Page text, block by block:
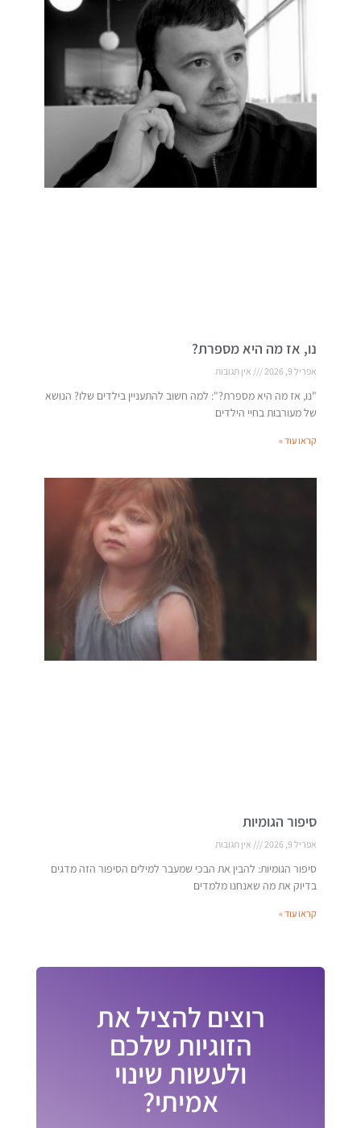
נו, אז מה היא מספרת?
אפריל 9, 2026 אין תגובות
"נו, אז מה היא מספרת?": למה חשוב להתעניין בילדים שלו? הנושא
של מעורבות בחיי הילדים
קראו עוד »
סיפור הגומיות
אפריל 9, 2026 אין תגובות
סיפור הגומיות: להבין את הבכי שמעבר למילים הסיפור הזה מדגים
בדיוק את מה שאנחנו מלמדים
קראו עוד »
רוצים להציל את
הזוגיות שלכם
ולעשות שינוי
אמיתי?